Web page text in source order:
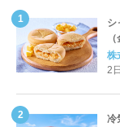
シ
株
2
冷